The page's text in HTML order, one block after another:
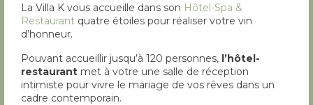
La Villa K vous accueille dans son Hôtel-Spa &
Restaurant quatre étoiles pour réaliser votre vin
d’honneur.
Pouvant accueillir jusqu’à 120 personnes, l’hôtel-
restaurant met à votre une salle de réception
intimiste pour vivre le mariage de vos rêves dans un
cadre contemporain.